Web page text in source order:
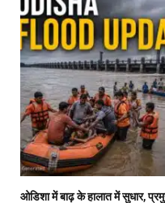
ओडिशा में बाढ़ के हालात में सुधार,